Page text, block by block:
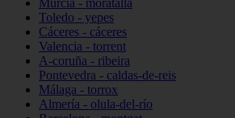
Murcia - moratalla
Toledo - yepes
Cáceres - cáceres
Valencia - torrent
A-coruña - ribeira
Pontevedra - caldas-de-reis
Málaga - torrox
Almería - olula-del-río